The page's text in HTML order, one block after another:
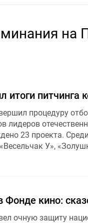
на
итоги питчинга
процедуру
лидеров
23 проекта.
У»,
Фонде кино:
очную защиту